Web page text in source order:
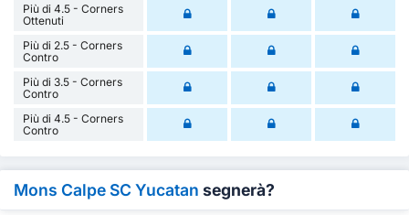
Più di 4.5 - Corners
Ottenuti
Più di 2.5 - Corners
Contro
Più di 3.5 - Corners
Contro
Più di 4.5 - Corners
Contro
Mons Calpe SC Yucatan segnerà?